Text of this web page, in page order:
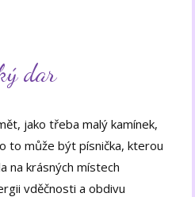
dar
jako třeba malý kamínek,
to může být písnička, kterou
na krásných místech
vděčnosti a obdivu